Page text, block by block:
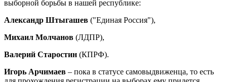
выборной борьбы в нашей республике:
Александр Штыгашев ("Единая Россия"),
Михаил Молчанов (ЛДПР),
Валерий Старостин (КПРФ).
Игорь Арчимаев – пока в статусе самовыдвиженца, то есть